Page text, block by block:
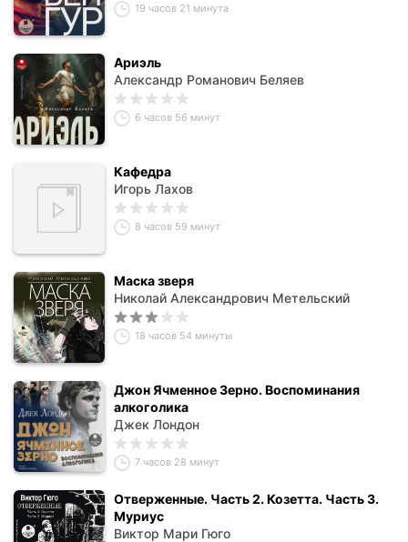
19 часов 21 минута
Ариэль
Александр Романович Беляев
6 часов 56 минут
Кафедра
Игорь Лахов
8 часов 59 минут
Маска зверя
Николай Александрович Метельский
18 часов 54 минуты
Джон Ячменное Зерно. Воспоминания
алкоголика
Джек Лондон
7 часов 28 минут
Отверженные. Часть 2. Козетта. Часть 3.
Муриус
Виктор Мари Гюго